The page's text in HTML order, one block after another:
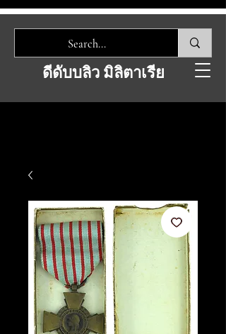
ดีดับบลิว มิลิตาเรีย